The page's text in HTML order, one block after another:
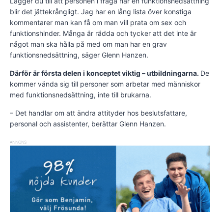
blir det jättekrångligt. Jag har en lång lista över konstiga
kommentarer man kan få om man vill prata om sex och
funktionshinder. Många är rädda och tycker att det inte är
något man ska hålla på med om man har en grav
funktionsnedsättning, säger Glenn Hanzen.
Därför är första delen i konceptet viktig – utbildningarna. De
kommer vända sig till personer som arbetar med människor
med funktionsnedsättning, inte till brukarna.
– Det handlar om att ändra attityder hos beslutsfattare,
personal och assistenter, berättar Glenn Hanzen.
ANNONS